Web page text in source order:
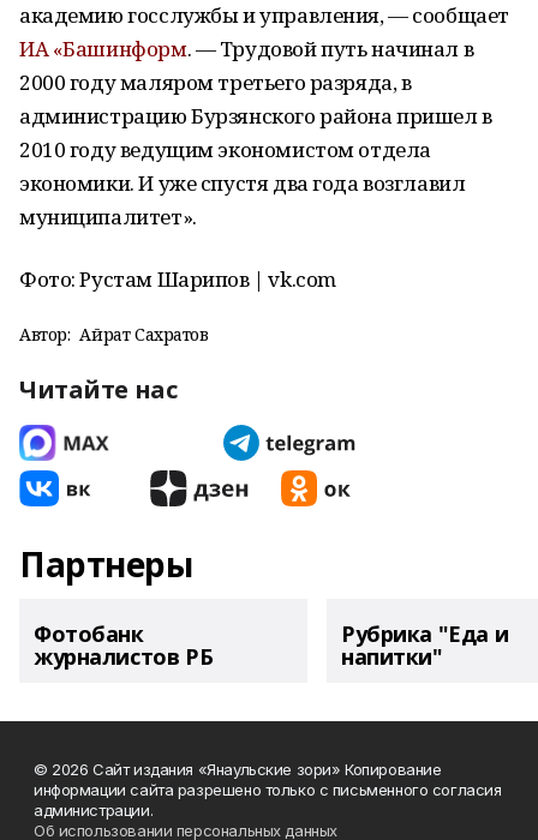
академию госслужбы и управления, — сообщает
ИА «Башинформ. — Трудовой путь начинал в
2000 году маляром третьего разряда, в
администрацию Бурзянского района пришел в
2010 году ведущим экономистом отдела
экономики. И уже спустя два года возглавил
муниципалитет».
Фото: Рустам Шарипов | vk.com
Автор: Айрат Сахратов
Читайте нас
Партнеры
Фотобанк
журналистов РБ
Рубрика "Еда и
напитки"
© 2026 Сайт издания «Янаульские зори» Копирование
информации сайта разрешено только с письменного согласия
администрации.
Об использовании персональных данных